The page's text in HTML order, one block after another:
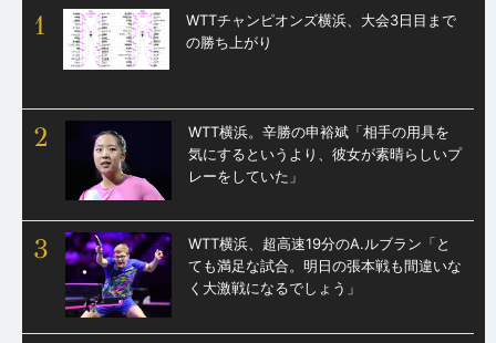
1
WTTチャンピオンズ横浜、大会3日目まで
の勝ち上がり
2
WTT横浜。辛勝の申裕斌「相手の用具を
気にするというより、彼女が素晴らしいプ
レーをしていた」
3
WTT横浜、超高速19分のA.ルブラン「と
ても満足な試合。明日の張本戦も間違いな
く大激戦になるでしょう」